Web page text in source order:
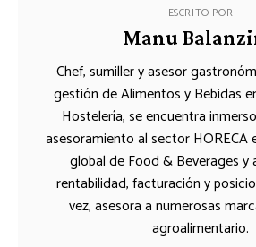
ESCRITO POR
Manu
Chef, sumiller y asesor
gestión de Alimentos y Bebidas
Hostelería, se encuentra
asesoramiento al sector HORECA
global de Food & Beverages y
rentabilidad, facturación y
vez, asesora a numerosas
agroalimentario.